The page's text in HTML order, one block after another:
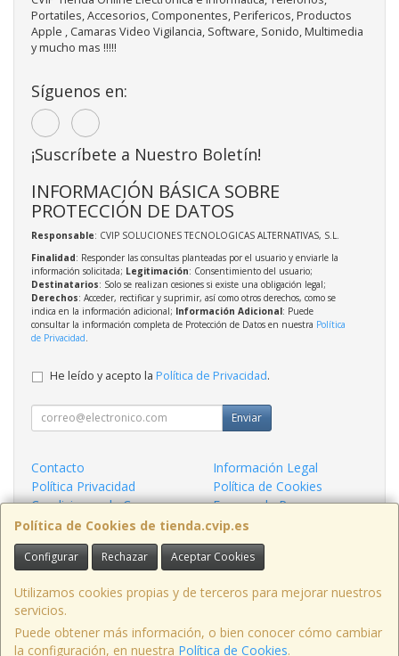
Política de Cookies de tienda.cvip.es
Configurar Rechazar Aceptar Cookies
Utilizamos cookies propias y de terceros para mejorar nuestros
servicios.
Puede obtener más información, o bien conocer cómo cambiar
la configuración, en nuestra Política de Cookies.
Portatiles, Accesorios, Componentes, Perifericos, Productos
Apple , Camaras Video Vigilancia, Software, Sonido, Multimedia
y mucho mas !!!!!
Síguenos en:
¡Suscríbete a Nuestro Boletín!
INFORMACIÓN BÁSICA SOBRE
PROTECCIÓN DE DATOS
Responsable: CVIP SOLUCIONES TECNOLOGICAS ALTERNATIVAS, S.L.
Finalidad: Responder las consultas planteadas por el usuario y enviarle la
información solicitada; Legitimación: Consentimiento del usuario;
Destinatarios: Solo se realizan cesiones si existe una obligación legal;
Derechos: Acceder, rectificar y suprimir, así como otros derechos, como se
indica en la información adicional; Información Adicional: Puede
consultar la información completa de Protección de Datos en nuestra Política
de Privacidad
He leído y acepto la Política de Privacidad.
Enviar
Contacto
Información Legal
Política Privacidad
Política de Cookies
Condiciones de Compra
Formas de Pago
¿Quienes Somos?
Contacto
tienda@cvip.es